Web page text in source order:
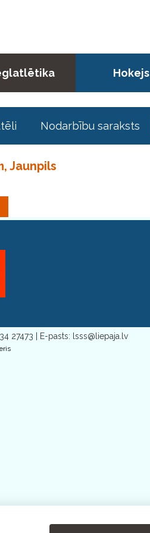
Hokejs
Nodarbību saraksts
Jaunpils
27473 | E-pasts: lsss@liepaja.lv